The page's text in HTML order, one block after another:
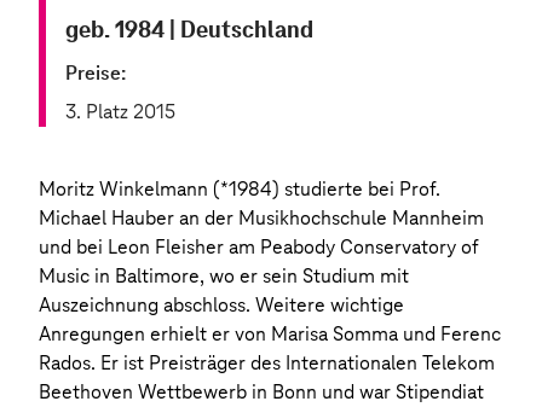
geb. 1984 | Deutschland
Preise:
3. Platz 2015
Moritz Winkelmann (*1984) studierte bei Prof.
Michael Hauber an der Musikhochschule Mannheim
und bei Leon Fleisher am Peabody Conservatory of
Music in Baltimore, wo er sein Studium mit
Auszeichnung abschloss. Weitere wichtige
Anregungen erhielt er von Marisa Somma und Ferenc
Rados. Er ist Preisträger des Internationalen Telekom
Beethoven Wettbewerb in Bonn und war Stipendiat